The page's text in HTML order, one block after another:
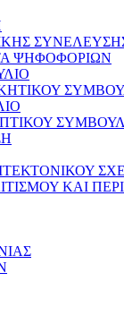
ΨΗΦΟΦΟΡΙΩΝ
ΚΑΙ